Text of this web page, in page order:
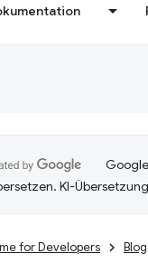
KI-
for Developers Blog